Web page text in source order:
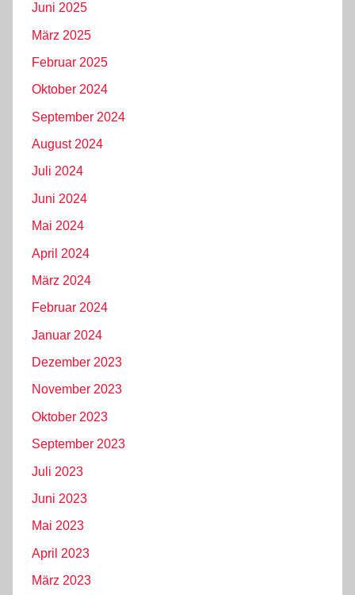
Juni 2025
März 2025
Februar 2025
Oktober 2024
September 2024
August 2024
Juli 2024
Juni 2024
Mai 2024
April 2024
März 2024
Februar 2024
Januar 2024
Dezember 2023
November 2023
Oktober 2023
September 2023
Juli 2023
Juni 2023
Mai 2023
April 2023
März 2023